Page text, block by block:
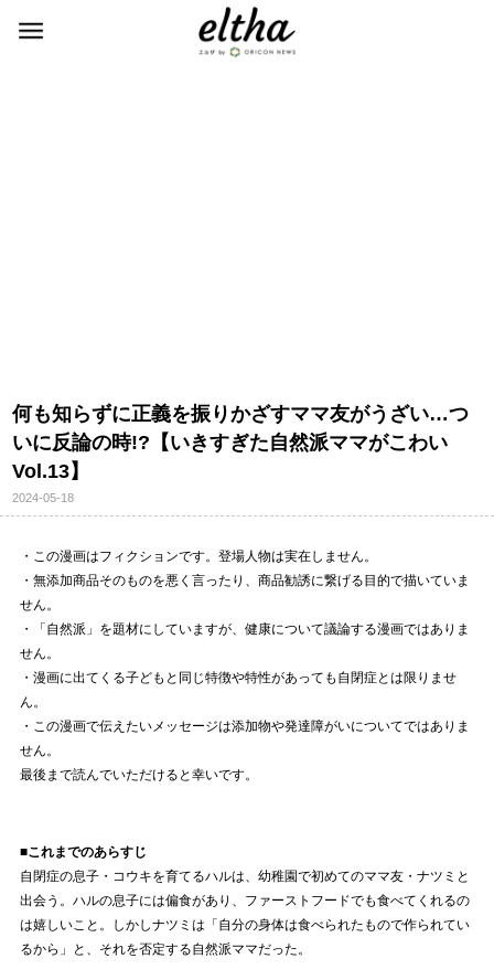
何も知らずに正義を振りかざすママ友がうざい…つ
いに反論の時!?【いきすぎた自然派ママがこわい
Vol.13】
2024-05-18
・この漫画はフィクションです。登場人物は実在しません。
・無添加商品そのものを悪く言ったり、商品勧誘に繋げる目的で描いていま
せん。
・「自然派」を題材にしていますが、健康について議論する漫画ではありま
せん。
・漫画に出てくる子どもと同じ特徴や特性があっても自閉症とは限りませ
ん。
・この漫画で伝えたいメッセージは添加物や発達障がいについてではありま
せん。
最後まで読んでいただけると幸いです。
■これまでのあらすじ
自閉症の息子・コウキを育てるハルは、幼稚園で初めてのママ友・ナツミと
出会う。ハルの息子には偏食があり、ファーストフードでも食べてくれるの
は嬉しいこと。しかしナツミは「自分の身体は食べられたもので作られてい
るから」と、それを否定する自然派ママだった。